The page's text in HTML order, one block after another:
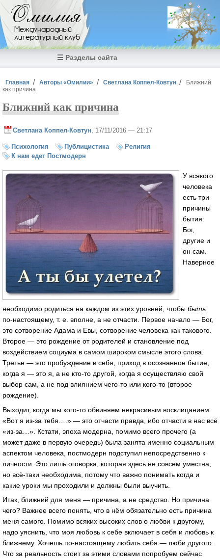
Перейти к основному содержанию
Омилия
Международный
литературный клуб
☰ Разделы сайта
Вы здесь
Главная Авторы «Омилии» Светлана Коппел-Ковтун
Ближний
как причина
Ближний как причина
Светлана Коппел-Ковтун , 17/11/2016 — 21:17
Психология Публицистика
Религия
К нам едет Постмодерн
У всякого
человека
есть три
причины
бытия:
Бог,
другие и
он сам.
Наверное
необходимо родиться на каждом из этих уровней, чтобы быть
по-настоящему, т. е. вполне, а не отчасти. Первое начало — Бог,
это сотворение Адама и Евы, сотворение человека как такового.
Второе — это рождение от родителей и становление под
воздействием социума в самом широком смысле этого слова.
Третье — это пробуждение в себя, приход в осознанное бытие,
когда я — это я, а не кто-то другой, когда я осуществляю свой
выбор сам, а не под влиянием чего-то или кого-то (второе
рождение).
Выходит, когда мы кого-то обвиняем некрасивым восклицанием
«Вот я из-за тебя….» — это отчасти правда, ибо отчасти в нас всё
«из-за…». Кстати, эпоха модерна, помимо всего прочего (а
может даже в первую очередь) была занята именно социальным
аспектом человека, постмодерн подступил непосредственно к
личности. Это лишь оговорка, которая здесь не совсем уместна,
но всё-таки необходима, потому что важно понимать когда и
какие уроки мы проходили и должны были выучить.
Итак, ближний для меня — причина, а не средство. Но причина
чего? Важнее всего понять, что в нём обязательно есть причина
меня самого. Помимо всяких высоких слов о любви к другому,
надо уяснить, что моя любовь к себе включает в себя и любовь к
ближнему. Хочешь по-настоящему любить себя — люби другого.
Что за реальность стоит за этими словами попробуем сейчас